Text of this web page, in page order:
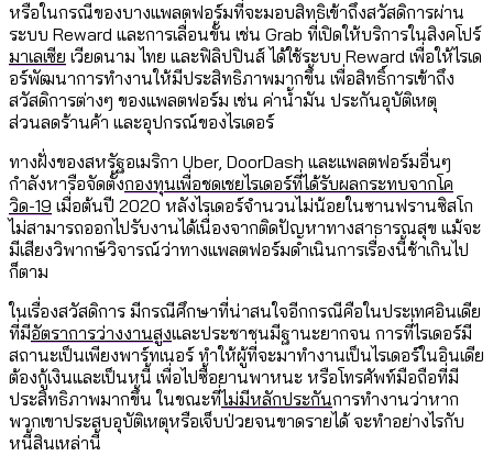
หรือในกรณีของบางแพลตฟอร์มที่จะมอบสิทธิเข้าถึงสวัสดิการผ่าน
ระบบ Reward และการเลื่อนขั้น เช่น Grab ที่เปิดให้บริการในสิงคโปร์
มาเลเซีย เวียดนาม ไทย และฟิลิปปินส์ ได้ใช้ระบบ Reward เพื่อให้ไรเด
อร์พัฒนาการทำงานให้มีประสิทธิภาพมากขึ้น เพื่อสิทธิ์การเข้าถึง
สวัสดิการต่างๆ ของแพลตฟอร์ม เช่น ค่าน้ำมัน ประกันอุบัติเหตุ
ส่วนลดร้านค้า และอุปกรณ์ของไรเดอร์
ทางฝั่งของสหรัฐอเมริกา Uber, DoorDash และแพลตฟอร์มอื่นๆ
กำลังหารือจัดตั้งกองทุนเพื่อชดเชยไรเดอร์ที่ได้รับผลกระทบจากโค
วิด-19 เมื่อต้นปี 2020 หลังไรเดอร์จำนวนไม่น้อยในซานฟรานซิสโก
ไม่สามารถออกไปรับงานได้เนื่องจากติดปัญหาทางสาธารณสุข แม้จะ
มีเสียงวิพากษ์วิจารณ์ว่าทางแพลตฟอร์มดำเนินการเรื่องนี้ช้าเกินไป
ก็ตาม
ในเรื่องสวัสดิการ มีกรณีศึกษาที่น่าสนใจอีกกรณีคือในประเทศอินเดีย
ที่มีอัตราการว่างงานสูงและประชาชนมีฐานะยากจน การที่ไรเดอร์มี
สถานะเป็นเพียงพาร์ทเนอร์ ทำให้ผู้ที่จะมาทำงานเป็นไรเดอร์ในอินเดีย
ต้องกู้เงินและเป็นหนี้ เพื่อไปซื้อยานพาหนะ หรือโทรศัพท์มือถือที่มี
ประสิทธิภาพมากขึ้น ในขณะที่ไม่มีหลักประกันการทำงานว่าหาก
พวกเขาประสบอุบัติเหตุหรือเจ็บป่วยจนขาดรายได้ จะทำอย่างไรกับ
หนี้สินเหล่านี้